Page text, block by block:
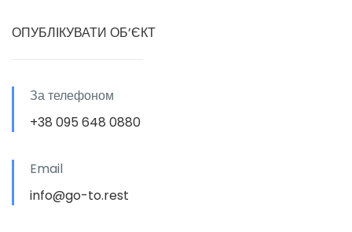
ОПУБЛІКУВАТИ ОБ’ЄКТ
За телефоном
+38 095 648 0880
Email
info@go-to.rest